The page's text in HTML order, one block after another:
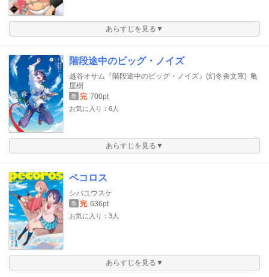
あらすじを見る▼
階段途中のビッグ・ノイズ
越谷オサム『階段途中のビッグ・ノイズ』(幻冬舎文庫) 亀
屋樹
巻 完 700pt
お気に入り：6人
あらすじを見る▼
ペコロス
シバユウスケ
巻 完 636pt
お気に入り：3人
あらすじを見る▼